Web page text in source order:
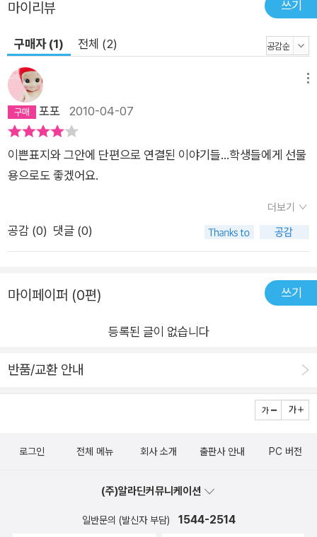
마이리뷰 쓰기
구매자 (1) 전체 (2)
포포 2010-04-07
이쁜표지와 그안에 단편으로 연결된 이야기들...학생들에게 선물
용으로도 좋겠어요.
더보기
공감 (0) 댓글 (0)
마이페이퍼 (0편) 쓰기
등록된 글이 없습니다
반품/교환 안내
로그인 전체 메뉴 회사 소개 출판사 안내 PC 버전
(주)알라딘커뮤니케이션
일반문의 (발신자 부담) 1544-2514